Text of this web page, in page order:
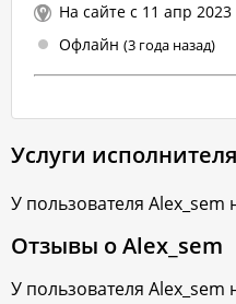
На сайте с 11 апр 2023
Офлайн (3 года назад)
Услуги исполнителя
У пользователя Alex_sem
Отзывы оAlex_sem
У пользователя Alex_sem